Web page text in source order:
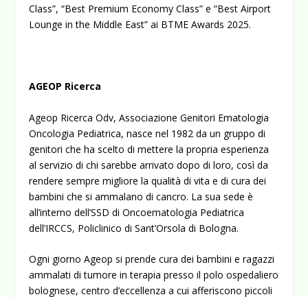
Class”, “Best Premium Economy Class” e “Best Airport
Lounge in the Middle East” ai BTME Awards 2025.
AGEOP Ricerca
Ageop Ricerca Odv, Associazione Genitori Ematologia
Oncologia Pediatrica, nasce nel 1982 da un gruppo di
genitori che ha scelto di mettere la propria esperienza
al servizio di chi sarebbe arrivato dopo di loro, così da
rendere sempre migliore la qualità di vita e di cura dei
bambini che si ammalano di cancro. La sua sede è
all’interno dell’SSD di Oncoematologia Pediatrica
dell’IRCCS, Policlinico di Sant’Orsola di Bologna.
Ogni giorno Ageop si prende cura dei bambini e ragazzi
ammalati di tumore in terapia presso il polo ospedaliero
bolognese, centro d’eccellenza a cui afferiscono piccoli